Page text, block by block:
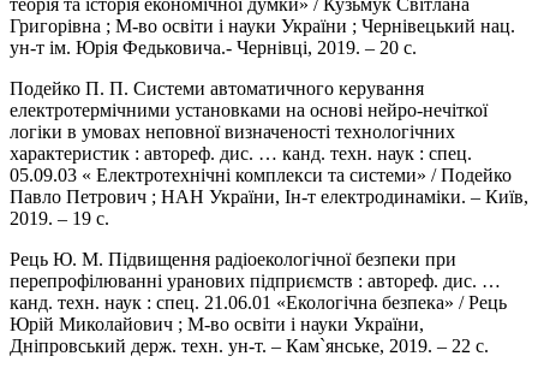
Григорівна ; М-во освіти і науки України ; Чернівецький нац.
ун-т ім. Юрія Федьковича.- Чернівці, 2019. – 20 с.
Подейко П. П. Системи автоматичного керування
електротермічними установками на основі нейро-нечіткої
логіки в умовах неповної визначеності технологічних
характеристик : автореф. дис. … канд. техн. наук : спец.
05.09.03 « Електротехнічні комплекси та системи» / Подейко
Павло Петрович ; НАН України, Ін-т електродинаміки. – Київ,
2019. – 19 с.
Рець Ю. М. Підвищення радіоекологічної безпеки при
перепрофілюванні уранових підприємств : автореф. дис. …
канд. техн. наук : спец. 21.06.01 «Екологічна безпека» / Рець
Юрій Миколайович ; М-во освіти і науки України,
Дніпровський держ. техн. ун-т. – Кам`янське, 2019. – 22 с.